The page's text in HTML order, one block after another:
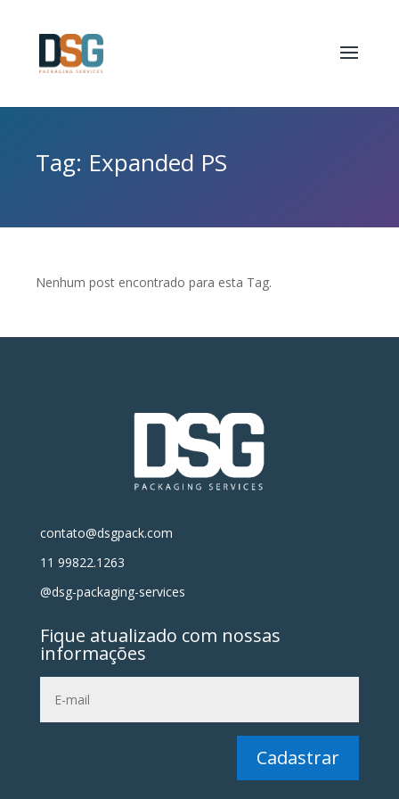
Tag: Expanded PS
Nenhum post encontrado para esta Tag.
contato@dsgpack.com
11 99822.1263
@dsg-packaging-services
Fique atualizado com nossas
informações
Cadastrar